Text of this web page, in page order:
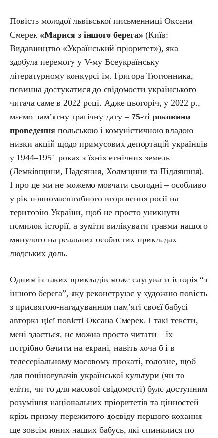
Повість молодої львівської письменниці Оксани
Смерек «Марися з іншого берега» (Київ:
Видавництво «Український пріоритет»), яка
здобула перемогу у V-му Всеукраїнську
літературному конкурсі ім. Григора Тютюнника,
повинна достукатися до свідомости українського
читача саме в 2022 році. Адже цьогоріч, у 2022 р.,
маємо пам’ятну трагічну дату – 75-тi роковини
проведення польською і комуністичною владою
низки акцій щодо примусових депортацiй українцiв
у 1944–1951 роках з їхніх етнiчних земель
(Лемкiвщини, Надсяння, Холмщини та Пiдляшшя).
І про це ми не можемо мовчати сьогодні – особливо
у рік повномасштабного вторгнення росії на
територію України, щоб не просто уникнути
помилок історії, а зуміти вилікувати травми нашого
минулого на реальних особистих прикладах
людських доль.
Одним із таких прикладів може слугувати історія “з
іншого берега”, яку реконструює у художню повість
з присвятою-нагадуванням пам’яті своєї бабусі
авторка цієї повісті Оксана Смерек. І такі тексти,
мені здається, не можна просто читати – їх
потрібно бачити на екрані, навіть хоча б і в
телесеріальному масовому прокаті, головне, щоб
для поціновувачів української культури (чи то
еліти, чи то для масової свідомості) було доступним
розуміння національних пріоритетів та цінностей
крізь призму пережитого досвіду першого кохання
ще зовсім юних наших бабусь, які опинилися по